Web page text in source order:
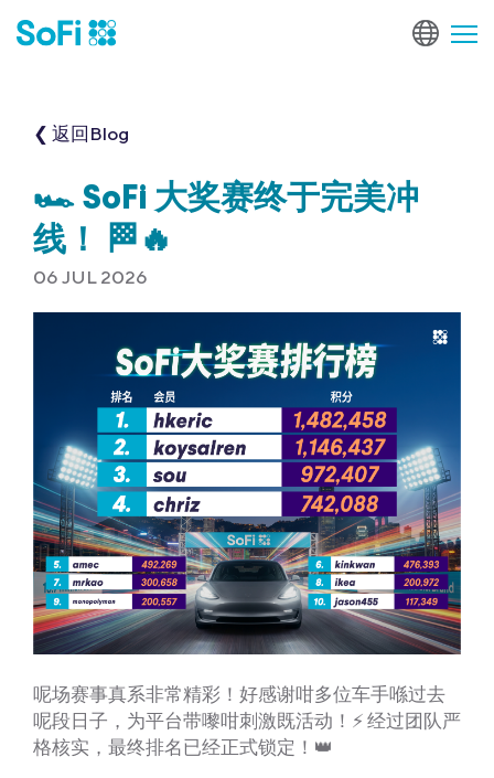
❮ 返回Blog
🏎️ SoFi 大奖赛终于完美冲
线！ 🏁🔥
06 JUL 2026
呢场赛事真系非常精彩！好感谢咁多位车手喺过去
呢段日子，为平台带嚟咁刺激既活动！⚡ 经过团队严
格核实，最终排名已经正式锁定！👑